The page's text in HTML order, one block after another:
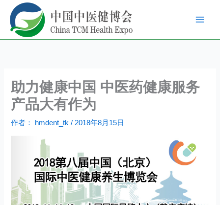
容
助力健康中国 中医药健康服务
产品大有作为
作者： hmdent_tk/2018年8月15日